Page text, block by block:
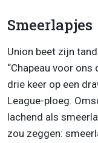
Smeerlapjes
Union beet zijn
“Chapeau voor
drie keer op een
League-ploeg.
lachend als
zou zeggen: